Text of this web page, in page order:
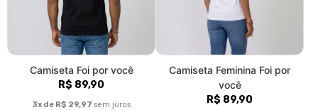
Camiseta Foi por você
R$ 89,90
3x de R$ 29,97 sem juros
Camiseta Feminina Foi por
você
R$ 89,90